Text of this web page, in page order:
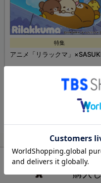
特集
アニメ「リラックマ」
特集・
この商品を
購入